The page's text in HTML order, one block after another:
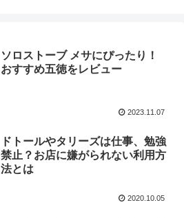
ソロストーブ メサにぴったり！
おすすめ五徳をレビュー
2023.11.07
ドトールやタリーズは仕事、勉強
禁止？お店に嫌がられない利用方
法とは
2020.10.05